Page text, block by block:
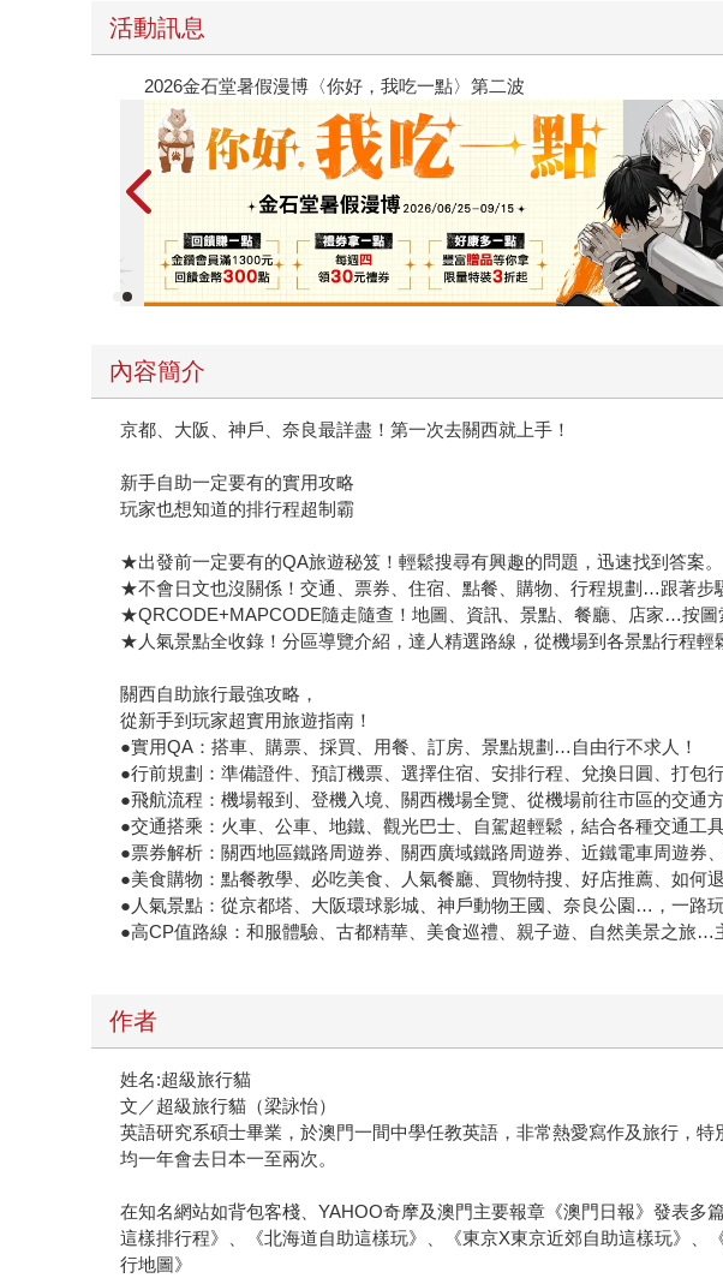
活動訊息
春光ｘ奇幻基地｜全書系展
內容簡介
京都、大阪、神戶、奈良最詳盡！第一次去關西就上手！
新手自助一定要有的實用攻略
玩家也想知道的排行程超制霸
★出發前一定要有的QA旅遊秘笈！輕鬆搜尋有興趣的問題，迅速找到答案。
★不會日文也沒關係！交通、票券、住宿、點餐、購物、行程規劃…跟著步
★QRCODE+MAPCODE隨走隨查！地圖、資訊、景點、餐廳、店家…按圖
★人氣景點全收錄！分區導覽介紹，達人精選路線，從機場到各景點行程輕
關西自助旅行最強攻略，
從新手到玩家超實用旅遊指南！
●實用QA：搭車、購票、採買、用餐、訂房、景點規劃…自由行不求人！
●行前規劃：準備證件、預訂機票、選擇住宿、安排行程、兌換日圓、打包
●飛航流程：機場報到、登機入境、關西機場全覽、從機場前往市區的交通
●交通搭乘：火車、公車、地鐵、觀光巴士、自駕超輕鬆，結合各種交通工
●票券解析：關西地區鐵路周遊券、關西廣域鐵路周遊券、近鐵電車周遊
●美食購物：點餐教學、必吃美食、人氣餐廳、買物特搜、好店推薦、如何
●人氣景點：從京都塔、大阪環球影城、神戶動物王國、奈良公園…，一路
●高CP值路線：和服體驗、古都精華、美食巡禮、親子遊、自然美景之旅…
作者
姓名:超級旅行貓
文／超級旅行貓（梁詠怡）
英語研究系碩士畢業，於澳門一間中學任教英語，非常熱愛寫作及旅行，
均一年會去日本一至兩次。
在知名網站如背包客棧、YAHOO奇摩及澳門主要報章《澳門日報》發表
這樣排行程》、《北海道自助這樣玩》、《東京X東京近郊自助這樣玩》
行地圖》